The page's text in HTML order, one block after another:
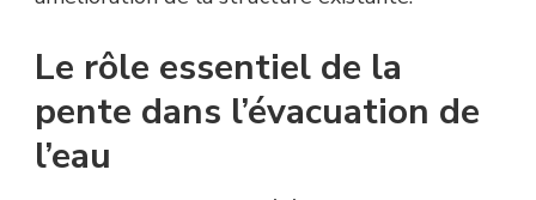
Le rôle essentiel de la
pente dans l’évacuation de
l’eau